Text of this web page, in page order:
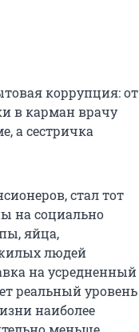
коррупция: от
в карман врачу
а сестричка
стал тот
на социально
яйца,
людей
на усредненный
реальный уровень
наиболее